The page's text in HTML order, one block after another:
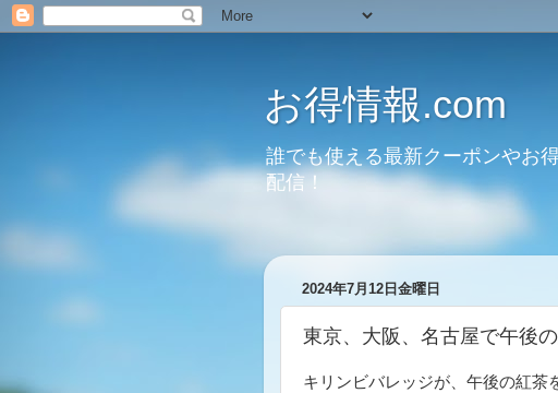
お得情報.com
誰でも使える最新クーポンやお
配信！
2024年7月12日金曜日
東京、大阪、名古屋で午後
キリンビバレッジが、午後の紅茶